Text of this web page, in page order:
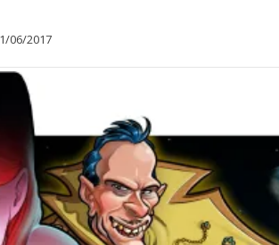
06/2017